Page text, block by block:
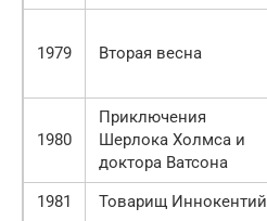
1979 Вторая весна
1980
Приключения
Шерлока Холмса и
доктора Ватсона
1981 Товарищ Иннокентий